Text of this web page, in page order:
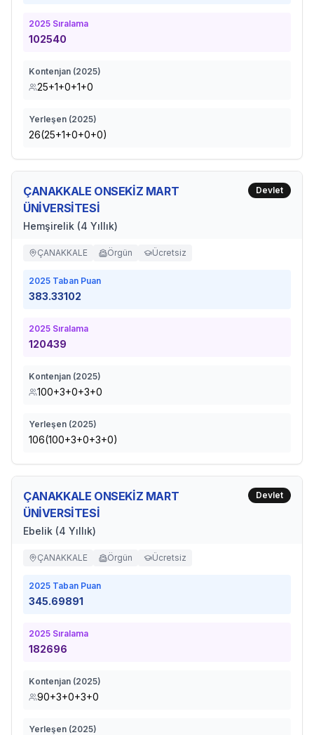
2025 Sıralama
102540
Kontenjan (2025)
25+1+0+1+0
Yerleşen (2025)
26(25+1+0+0+0)
ÇANAKKALE ONSEKİZ MART
ÜNİVERSİTESİ
Hemşirelik (4 Yıllık)
Devlet
ÇANAKKALE Örgün Ücretsiz
2025 Taban Puan
383.33102
2025 Sıralama
120439
Kontenjan (2025)
100+3+0+3+0
Yerleşen (2025)
106(100+3+0+3+0)
ÇANAKKALE ONSEKİZ MART
ÜNİVERSİTESİ
Ebelik (4 Yıllık)
Devlet
ÇANAKKALE Örgün Ücretsiz
2025 Taban Puan
345.69891
2025 Sıralama
182696
Kontenjan (2025)
90+3+0+3+0
Yerleşen (2025)